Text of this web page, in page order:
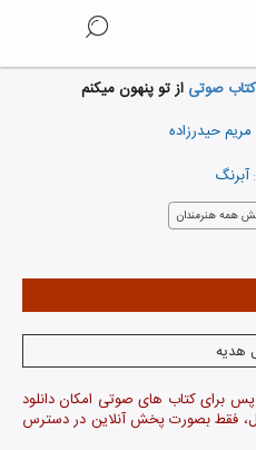
کتاب صوتی از تو پنهون میکنم
مریم حیدرزاده
آبرنگ
همه هنرمندان
هدیه
پس برای کتاب های صوتی امکان دانلود
فقط بصورت پخش آنلاین در دسترس